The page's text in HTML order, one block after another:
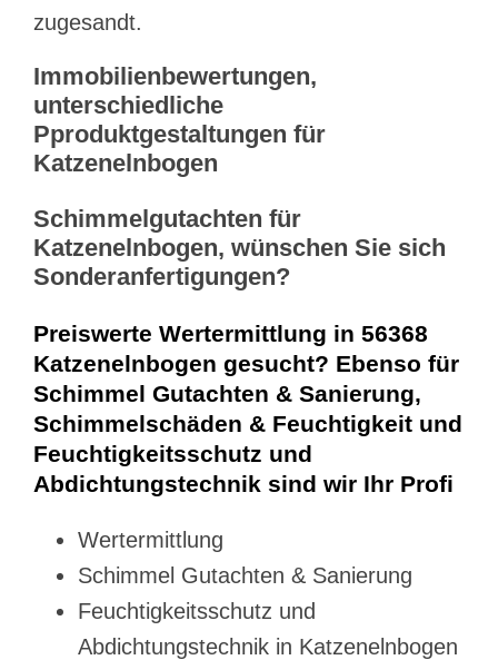
zugesandt.
Immobilienbewertungen,
unterschiedliche
Pproduktgestaltungen für
Katzenelnbogen
Schimmelgutachten für
Katzenelnbogen, wünschen Sie sich
Sonderanfertigungen?
Preiswerte Wertermittlung in 56368
Katzenelnbogen gesucht? Ebenso für
Schimmel Gutachten & Sanierung,
Schimmelschäden & Feuchtigkeit und
Feuchtigkeitsschutz und
Abdichtungstechnik sind wir Ihr Profi
Wertermittlung
Schimmel Gutachten & Sanierung
Feuchtigkeitsschutz und
Abdichtungstechnik in Katzenelnbogen